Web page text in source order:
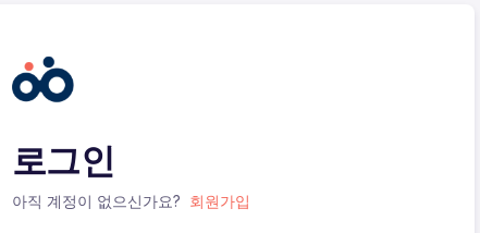
로그인
아직 계정이 없으신가요? 회원가입